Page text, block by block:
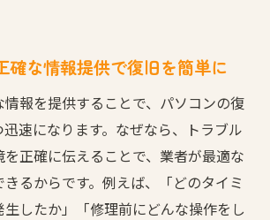
確な情報提供で復旧を簡単に
報を提供することで、パソコンの復
速になります。なぜなら、トラブル
正確に伝えることで、業者が最適な
るからです。例えば、「どのタイミ
生したか」「修理前にどんな操作をし